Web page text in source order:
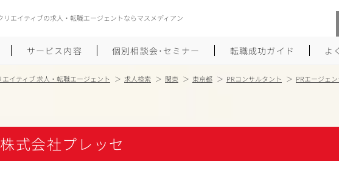
リエイティブの求人・転職エージェントならマスメディアン
サービス内容 個別相談会･セミナー 転職成功ガイド
履歴書のつくり方
職務経歴書のつくり方 エグゼクティブ転職
よ
イティブ 求人・転職エージェント 求人検索 関東 東京都 PRコンサルタント PRエージェ
株式会社プレッセ